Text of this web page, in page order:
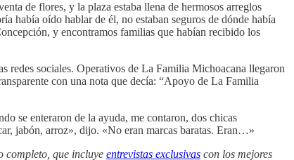
de flores, y la plaza estaba llena de hermosos arreglos
había oído hablar de él, no estaban seguros de dónde había
y encontramos familias que habían recibido los
redes sociales. Operativos de La Familia Michoacana llegaron
con una nota que decía: “Apoyo de La Familia
se enteraron de la ayuda, me contaron, dos chicas
jabón, arroz», dijo. «No eran marcas baratas. Eran…»
completo, que incluye entrevistas exclusivas con los mejores